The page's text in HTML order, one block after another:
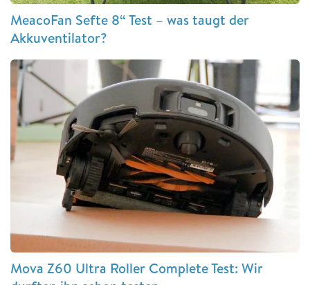
MeacoFan Sefte 8“ Test – was taugt der
Akkuventilator?
Mova Z60 Ultra Roller Complete Test: Wir